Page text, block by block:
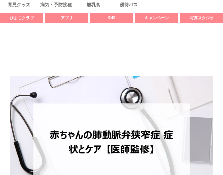
育児グッズ 病気・予防接種 離乳食 優待パス
ひよこクラブ アプリ SNS キャンペーン 写真スタジオ